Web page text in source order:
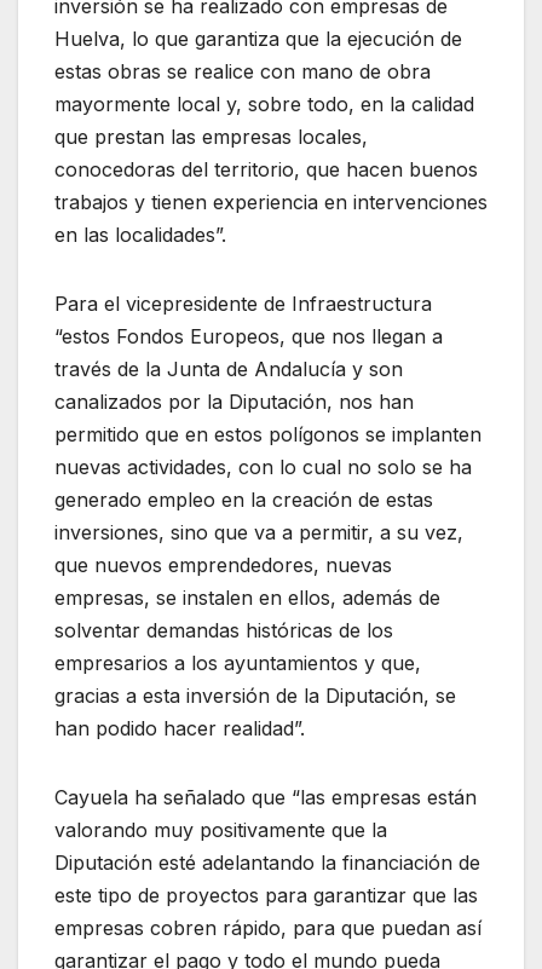
inversión se ha realizado con empresas de
Huelva, lo que garantiza que la ejecución de
estas obras se realice con mano de obra
mayormente local y, sobre todo, en la calidad
que prestan las empresas locales,
conocedoras del territorio, que hacen buenos
trabajos y tienen experiencia en intervenciones
en las localidades”.
Para el vicepresidente de Infraestructura
“estos Fondos Europeos, que nos llegan a
través de la Junta de Andalucía y son
canalizados por la Diputación, nos han
permitido que en estos polígonos se implanten
nuevas actividades, con lo cual no solo se ha
generado empleo en la creación de estas
inversiones, sino que va a permitir, a su vez,
que nuevos emprendedores, nuevas
empresas, se instalen en ellos, además de
solventar demandas históricas de los
empresarios a los ayuntamientos y que,
gracias a esta inversión de la Diputación, se
han podido hacer realidad”.
Cayuela ha señalado que “las empresas están
valorando muy positivamente que la
Diputación esté adelantando la financiación de
este tipo de proyectos para garantizar que las
empresas cobren rápido, para que puedan así
garantizar el pago y todo el mundo pueda